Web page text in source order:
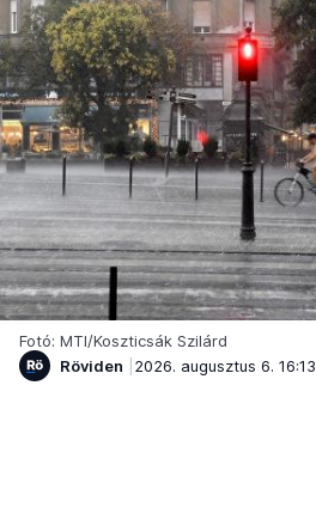
Fotó: MTI/Koszticsák Szilárd
Röviden
2026. augusztus 6. 16:13